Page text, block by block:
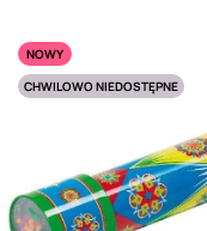
NOWY
CHWILOWO NIEDOSTĘPNE